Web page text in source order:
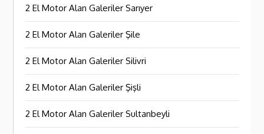
2 El Motor Alan Galeriler Sarıyer
2 El Motor Alan Galeriler Şile
2 El Motor Alan Galeriler Silivri
2 El Motor Alan Galeriler Şişli
2 El Motor Alan Galeriler Sultanbeyli